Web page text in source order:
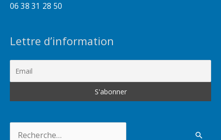
06 38 31 28 50
Lettre d’information